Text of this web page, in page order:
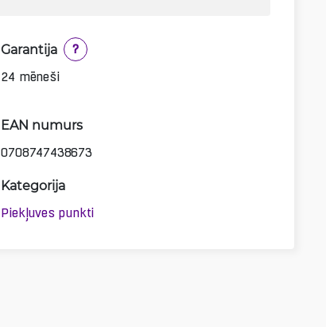
Garantija
?
24 mēneši
EAN numurs
0708747438673
Kategorija
Piekļuves punkti